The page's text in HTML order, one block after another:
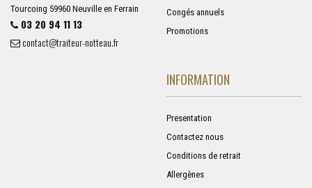
Tourcoing 59960 Neuville en Ferrain
03 20 94 11 13
contact@traiteur-notteau.fr
Congés annuels
Promotions
INFORMATION
Presentation
Contactez nous
Conditions de retrait
Allergènes